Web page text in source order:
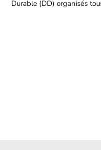
Durable (DD) organisés